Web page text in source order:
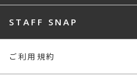
STAFF SNAP
ご利用規約